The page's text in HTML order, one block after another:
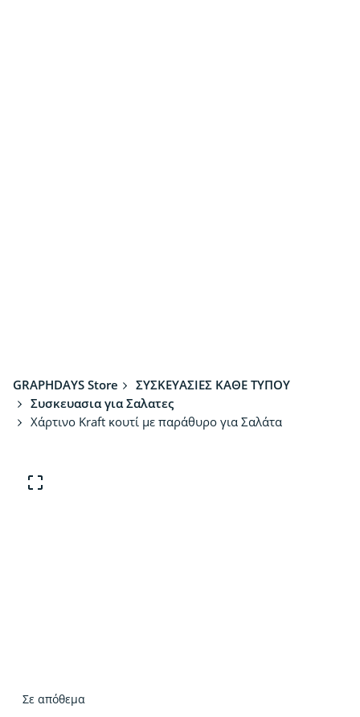
GRAPHDAYS Store
ΣΥΣΚΕΥΑΣΙΕΣ ΚΑΘΕ ΤΥΠΟΥ
Συσκευασια για Σαλατες
Χάρτινο Kraft κουτί με παράθυρο για Σαλάτα
Σε απόθεμα